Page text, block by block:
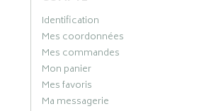
Identification
Mes coordonnées
Mes commandes
Mon panier
Mes favoris
Ma messagerie